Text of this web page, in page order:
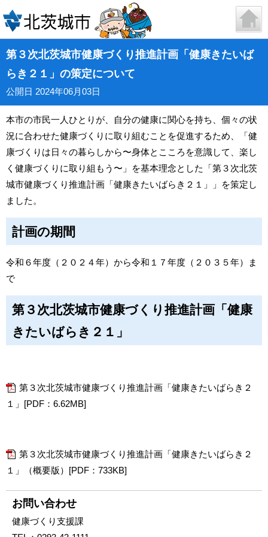
第３次北茨城市健康づくり推進計画「健康きたいば
らき２１」の策定について
公開日 2024年06月03日
本市の市民一人ひとりが、自分の健康に関心を持ち、個々の状
況に合わせた健康づくりに取り組むことを促進するため、「健
康づくりは日々の暮らしから〜身体とこころを意識して、楽し
く健康づくりに取り組もう〜」を基本理念とした「第３次北茨
城市健康づくり推進計画「健康きたいばらき２１」」を策定し
ました。
計画の期間
令和６年度（２０２４年）から令和１７年度（２０３５年）ま
で
第３次北茨城市健康づくり推進計画「健康
きたいばらき２１」
第３次北茨城市健康づくり推進計画「健康きたいばらき２
１」[PDF：6.62MB]
第３次北茨城市健康づくり推進計画「健康きたいばらき２
１」（概要版）[PDF：733KB]
お問い合わせ
健康づくり支援課